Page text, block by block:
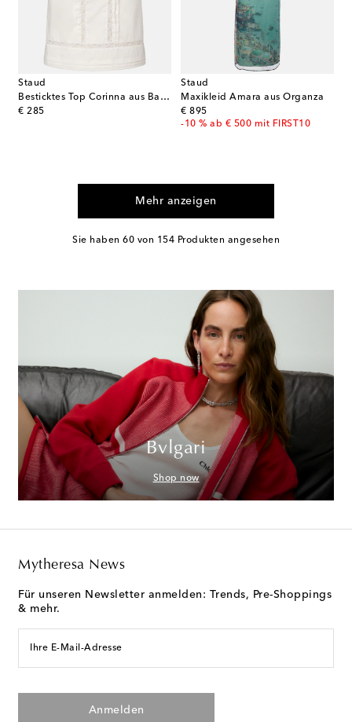
Staud
Besticktes Top Corinna aus Baumwoll-Voile
€ 285
original price
Staud
Maxikleid Amara aus Organza
€ 895
original price
-10 % ab € 500 mit FIRST10
Mehr anzeigen
Sie haben 60 von 154 Produkten angesehen
Bvlgari
Shop now
Mytheresa News
Für unseren Newsletter anmelden: Trends, Pre-Shoppings
& mehr.
Ihre E-Mail-Adresse
Anmelden